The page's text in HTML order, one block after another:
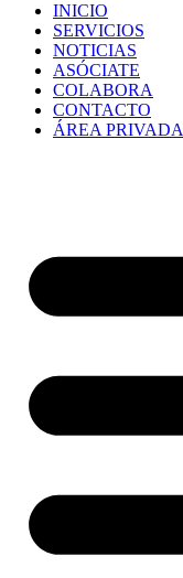
INICIO
SERVICIOS
NOTICIAS
ASÓCIATE
COLABORA
CONTACTO
ÁREA PRIVADA